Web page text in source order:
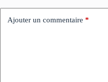
Ajouter un commentaire *